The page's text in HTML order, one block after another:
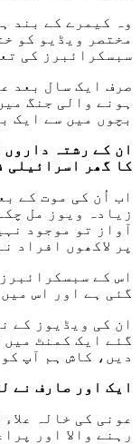
وہ کیمرے کے بند
مختصر ویڈیو کو
سبسکرائبرز کی
صرف ایک سال بعد
ہونے والی جنگ
بچوں میں سے ایک
ان کے رشتہ
کا گھر اسرائیلی
زیادہ ویوز مل
آواز تو موجود
پر لاکھوں افراد
گئی ہے اور اس
ان کی ویڈیوز کے
گئے ایک کمنٹ میں
دیں، کاش ہم آپ
ایک اور صارف نے
عونی کی خالہ
رہنے والا اور